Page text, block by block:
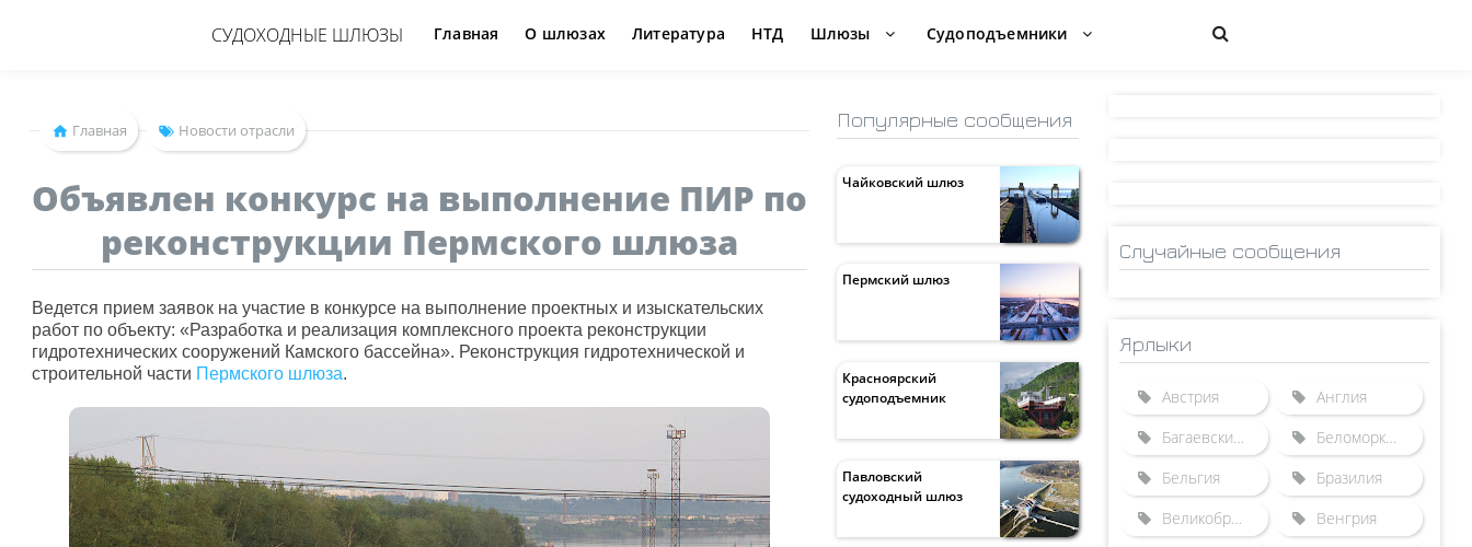
СУДОХОДНЫЕ ШЛЮЗЫ Главная О шлюзах Литература НТД Шлюзы Судоподъемники
Главная Новости отрасли
Объявлен конкурс на выполнение ПИР по
реконструкции Пермского шлюза
Ведется прием заявок на участие в конкурсе на выполнение проектных и изыскательских
работ по объекту: «Разработка и реализация комплексного проекта реконструкции
гидротехнических сооружений Камского бассейна». Реконструкция гидротехнической и
строительной части Пермского шлюза.
Популярные сообщения
Чайковский шлюз
Пермский шлюз
Красноярский
судоподъемник
Павловский
судоходный шлюз
Случайные сообщения
Ярлыки
Австрия
Англия
Багаевский гидроузел
Беломорканал
Бельгия
Бразилия
Великобритания
Венгрия